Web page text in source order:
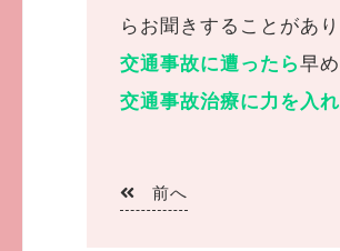
らお聞きすることがあり
交通事故に遭ったら早
交通事故治療に力を入
前へ